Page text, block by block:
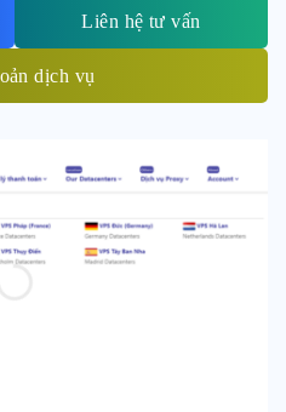
Liên hệ tư vấn
dịch vụ